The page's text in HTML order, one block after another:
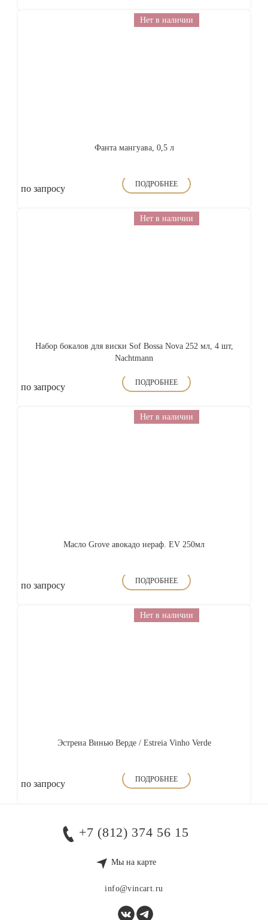
Нет в наличии
Фанта мангуава, 0,5 л
по запросу ПОДРОБНЕЕ
Нет в наличии
Набор бокалов для виски Sof Bossa Nova 252 мл, 4 шт,
Nachtmann
по запросу ПОДРОБНЕЕ
Нет в наличии
Масло Grove авокадо нераф. EV 250мл
по запросу ПОДРОБНЕЕ
Нет в наличии
Эстреиа Винью Верде / Estreia Vinho Verde
по запросу ПОДРОБНЕЕ
+7 (812) 374 56 15
Мы на карте
info@vincart.ru